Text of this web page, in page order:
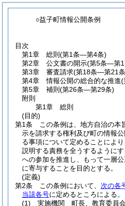
○益子町情報公開条例
目次
第1章
総則 (第1条―第4条)
第2章
公文書の開示(第5条―第
第3章
審査請求(第18条―第21
第4章
情報公開の総合的な推進(
第5章
補則 (第26条―第29条)
附則
第1章
総則
(目的)
第1条
この条例は、地方自治の本
示を請求する権利及び町の情報
る事項について定めることによ
説明する責務を全うするように
への参加を推進し、もって一層
に寄与することを目的とする。
(定義)
第2条
この条例において、 次の各
当該各号に定めるところによる。
(1)
実施機関 町長、教育委員